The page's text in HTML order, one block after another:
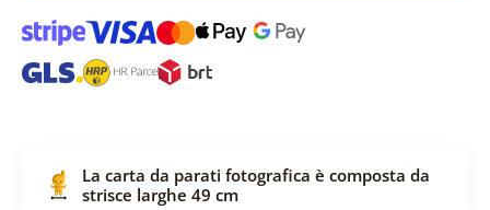
La carta da parati fotografica è composta da
strisce larghe 49 cm